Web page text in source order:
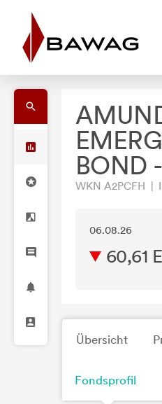
BOND
WKN A2PCFH |
06.08.26
60,61
Übersicht
Fondsprofil